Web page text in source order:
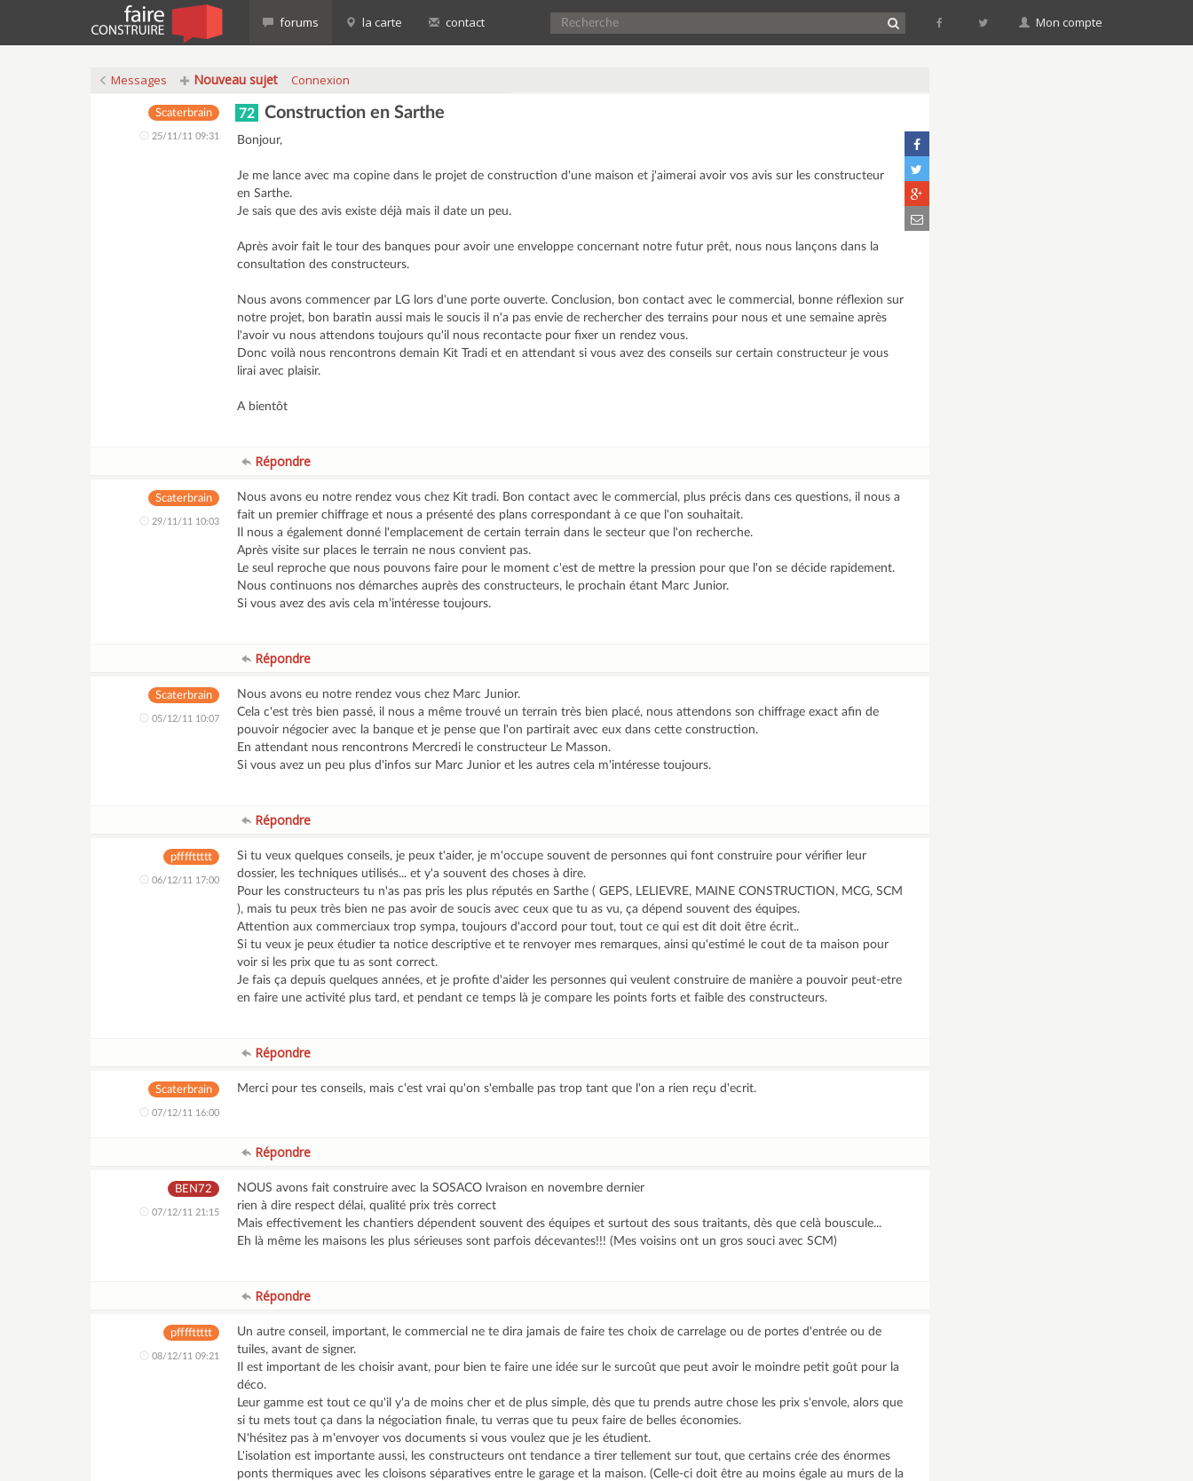
forums la carte contact Mon compte
Messages Nouveau sujet Connexion
Scaterbrain
25/11/11 09:31
72 Construction en Sarthe
Bonjour,
Je me lance avec ma copine dans le projet de construction d'une maison et j'aimerai avoir vos avis sur les constructeur
en Sarthe.
Je sais que des avis existe déjà mais il date un peu.
Après avoir fait le tour des banques pour avoir une enveloppe concernant notre futur prêt, nous nous lançons dans la
consultation des constructeurs.
Nous avons commencer par LG lors d'une porte ouverte. Conclusion, bon contact avec le commercial, bonne réflexion sur
notre projet, bon baratin aussi mais le soucis il n'a pas envie de rechercher des terrains pour nous et une semaine après
l'avoir vu nous attendons toujours qu'il nous recontacte pour fixer un rendez vous.
Donc voilà nous rencontrons demain Kit Tradi et en attendant si vous avez des conseils sur certain constructeur je vous
lirai avec plaisir.
A bientôt
Répondre
Scaterbrain
29/11/11 10:03
Nous avons eu notre rendez vous chez Kit tradi. Bon contact avec le commercial, plus précis dans ces questions, il nous a
fait un premier chiffrage et nous a présenté des plans correspondant à ce que l'on souhaitait.
Il nous a également donné l'emplacement de certain terrain dans le secteur que l'on recherche.
Après visite sur places le terrain ne nous convient pas.
Le seul reproche que nous pouvons faire pour le moment c'est de mettre la pression pour que l'on se décide rapidement.
Nous continuons nos démarches auprès des constructeurs, le prochain étant Marc Junior.
Si vous avez des avis cela m’intéresse toujours.
Répondre
Scaterbrain
05/12/11 10:07
Nous avons eu notre rendez vous chez Marc Junior.
Cela c'est très bien passé, il nous a même trouvé un terrain très bien placé, nous attendons son chiffrage exact afin de
pouvoir négocier avec la banque et je pense que l'on partirait avec eux dans cette construction.
En attendant nous rencontrons Mercredi le constructeur Le Masson.
Si vous avez un peu plus d'infos sur Marc Junior et les autres cela m'intéresse toujours.
Répondre
pffffttttt
06/12/11 17:00
Si tu veux quelques conseils, je peux t'aider, je m'occupe souvent de personnes qui font construire pour vérifier leur
dossier, les techniques utilisés... et y'a souvent des choses à dire.
Pour les constructeurs tu n'as pas pris les plus réputés en Sarthe ( GEPS, LELIEVRE, MAINE CONSTRUCTION, MCG, SCM
), mais tu peux très bien ne pas avoir de soucis avec ceux que tu as vu, ça dépend souvent des équipes.
Attention aux commerciaux trop sympa, toujours d'accord pour tout, tout ce qui est dit doit être écrit..
Si tu veux je peux étudier ta notice descriptive et te renvoyer mes remarques, ainsi qu'estimé le cout de ta maison pour
voir si les prix que tu as sont correct.
Je fais ça depuis quelques années, et je profite d'aider les personnes qui veulent construire de manière a pouvoir peut-etre
en faire une activité plus tard, et pendant ce temps là je compare les points forts et faible des constructeurs.
Répondre
Scaterbrain
07/12/11 16:00
Merci pour tes conseils, mais c'est vrai qu'on s'emballe pas trop tant que l'on a rien reçu d'ecrit.
Répondre
BEN72
07/12/11 21:15
NOUS avons fait construire avec la SOSACO lvraison en novembre dernier
rien à dire respect délai, qualité prix très correct
Mais effectivement les chantiers dépendent souvent des équipes et surtout des sous traitants, dès que celà bouscule...
Eh là même les maisons les plus sérieuses sont parfois décevantes!!! (Mes voisins ont un gros souci avec SCM)
Répondre
pffffttttt
08/12/11 09:21
Un autre conseil, important, le commercial ne te dira jamais de faire tes choix de carrelage ou de portes d'entrée ou de
tuiles, avant de signer.
Il est important de les choisir avant, pour bien te faire une idée sur le surcoût que peut avoir le moindre petit goût pour la
déco.
Leur gamme est tout ce qu'il y'a de moins cher et de plus simple, dès que tu prends autre chose les prix s'envole, alors que
si tu mets tout ça dans la négociation finale, tu verras que tu peux faire de belles économies.
N'hésitez pas à m'envoyer vos documents si vous voulez que je les étudient.
L'isolation est importante aussi, les constructeurs ont tendance a tirer tellement sur tout, que certains crée des énormes
ponts thermiques avec les cloisons séparatives entre le garage et la maison. (Celle-ci doit être au moins égale au murs de la